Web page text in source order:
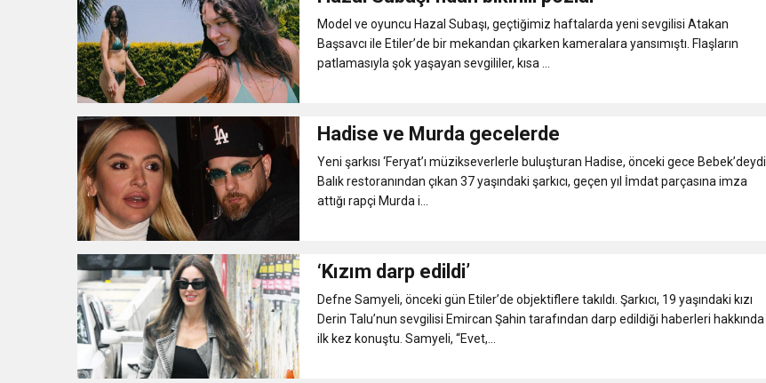
11:41 Gazikültür, yeni bir eseri daha okuyucuyla buluşturdu
11:36 Hareketsiz yaşam diyabete neden oluyor
11:32 Dr. Öcük, karın germe estetiği ile ilgili bilgi verdi
10:45 Terör Örgütüne MİT’ten Darbe!
Model ve oyuncu Hazal Subaşı, geçtiğimiz haftalarda yeni sevgilisi Atakan
Başsavcı ile Etiler’de bir mekandan çıkarken kameralara yansımıştı. Flaşların
patlamasıyla şok yaşayan sevgililer, kısa ...
Hadise ve Murda gecelerde
Yeni şarkısı ‘Feryat’ı müzikseverlerle buluşturan Hadise, önceki gece Bebek’deydi.
Balık restoranından çıkan 37 yaşındaki şarkıcı, geçen yıl İmdat parçasına imza
attığı rapçi Murda i...
‘Kızım darp edildi’
Defne Samyeli, önceki gün Etiler’de objektiflere takıldı. Şarkıcı, 19 yaşındaki kızı
Derin Talu’nun sevgilisi Emircan Şahin tarafından darp edildiği haberleri hakkında
ilk kez konuştu. Samyeli, “Evet,...